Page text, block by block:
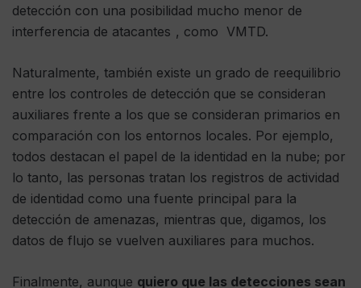
detección con una posibilidad mucho menor de
interferencia de atacantes , como VMTD.
Naturalmente, también existe un grado de reequilibrio
entre los controles de detección que se consideran
auxiliares frente a los que se consideran primarios en
comparación con los entornos locales. Por ejemplo,
todos destacan el papel de la identidad en la nube; por
lo tanto, las personas tratan los registros de actividad
de identidad como una fuente principal para la
detección de amenazas, mientras que, digamos, los
datos de flujo se vuelven auxiliares para muchos.
Finalmente, aunque quiero que las detecciones sean